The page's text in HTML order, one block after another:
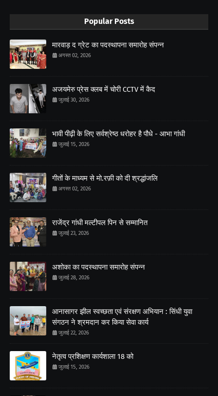
Popular Posts
मारवाड़ द ग्रेट का पदस्थापना समारोह संपन्न
अगस्त 02, 2026
अजयमेरु प्रेस क्लब में चोरी CCTV में कैद
जुलाई 30, 2026
भावी पीढ़ी के लिए सर्वश्रेष्ठ धरोहर है पौधे - आभा गांधी
जुलाई 15, 2026
गीतों के माध्यम से मो.रफ़ी को दी श्रद्धांजलि
अगस्त 02, 2026
राजेंद्र गांधी मल्टीपल पिन से सम्मानित
जुलाई 23, 2026
अशोका का पदस्थापना समारोह संपन्न
जुलाई 28, 2026
आनासागर झील स्वच्छता एवं संरक्षण अभियान : सिंधी युवा
संगठन ने श्रमदान कर किया सेवा कार्य
जुलाई 22, 2026
नेतृत्व प्रशिक्षण कार्यशाला 18 को
जुलाई 15, 2026